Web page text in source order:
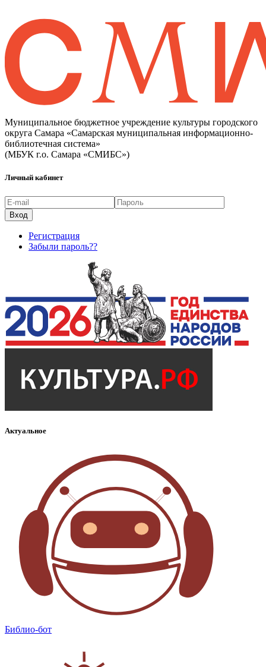
Муниципальное бюджетное учреждение культуры городского
округа Самара «Самарская муниципальная информационно-
библиотечная система»
(МБУК г.о. Самара «СМИБС»)
Личный кабинет
Регистрация
Забыли пароль??
Актуальное
Библио-бот